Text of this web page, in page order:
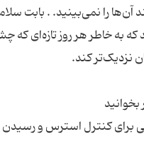
آن‌ها را نمی‌بینید. . بابت
که به خاطر هر روز تازه‌ای